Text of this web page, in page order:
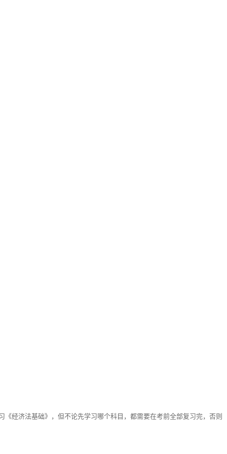
经济法基础》，但不论先学习哪个科目，都需要在考前全部复习完，否则